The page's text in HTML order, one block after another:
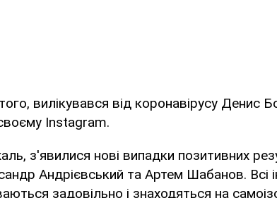
вилікувався від коронавiрусу Денис
Instagram.
з'явилися нові випадки позитивних
Андрієвський та Артем Шабанов. Всі
задовільно і знаходяться на